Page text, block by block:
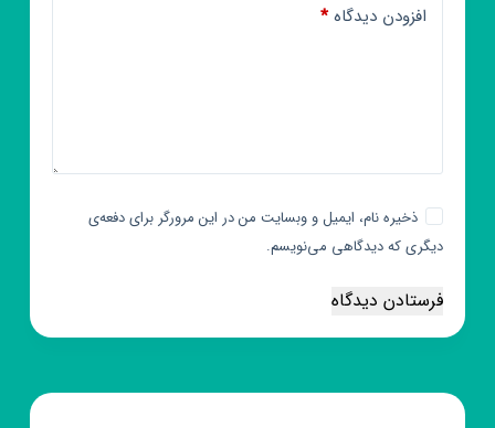
افزودن دیدگاه*
ذخیره نام، ایمیل و وبسایت من در این مرورگر برای دفعه‌ی
دیگری که دیدگاهی می‌نویسم.
فرستادن دیدگاه